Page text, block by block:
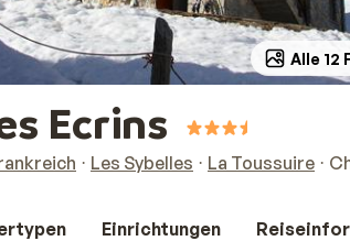
Alle 12
Ecrins
Les Sybelles La Toussuire
Einrichtungen